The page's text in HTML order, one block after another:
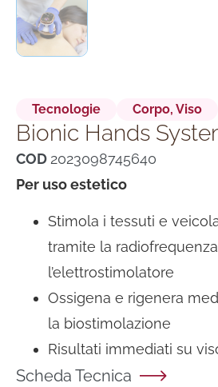
Tecnologie Corpo, Viso
Bionic Hands
COD 2023098745640
Per uso estetico
Stimola i tessuti e
tramite la
l’elettrostimolatore
Ossigena e rigenera
la biostimolazione
Risultati immediati su
Scheda Tecnica